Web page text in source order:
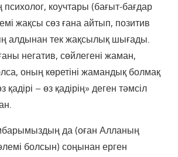
психолог, коучтары (бағыт-бағдар
жақсы сөз ғана айтып, позитив
алдынан тек жақсылық шығады.
негатив, сөйлегені жаман,
оның көретіні жамандық болмақ
қадірі – өз қадірің» деген тәмсіл
да (оған Алланың
болсын) соңынан ерген